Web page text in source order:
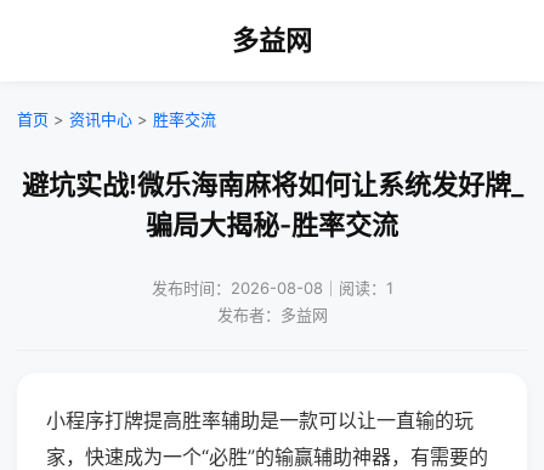
多益网
首页 > 资讯中心 > 胜率交流
避坑实战!微乐海南麻将如何让系统发好牌_
骗局大揭秘-胜率交流
发布时间：2026-08-08｜阅读：1
发布者：多益网
小程序打牌提高胜率辅助是一款可以让一直输的玩
家，快速成为一个“必胜”的输赢辅助神器，有需要的